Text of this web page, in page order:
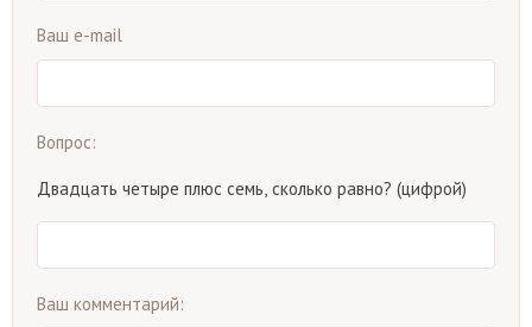
Ваш e-mail
Вопрос:
Двадцать четыре плюс семь, сколько равно? (цифрой)
Ваш комментарий: